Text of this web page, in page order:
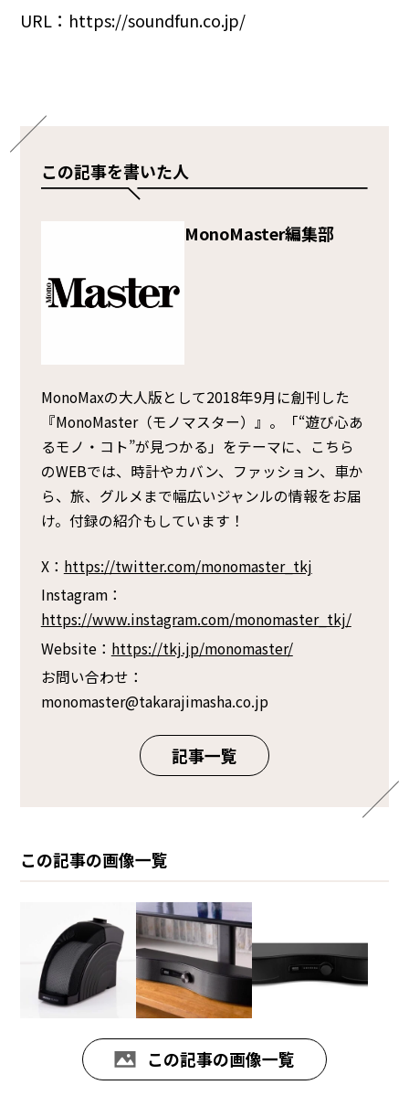
URL： https://soundfun.co.jp/
この記事を書いた人
MonoMaster編集部
MonoMaxの大人版として2018年9月に創刊した
『MonoMaster（モノマスター）』。「“遊び心あ
るモノ・コト”が見つかる」をテーマに、こちら
のWEBでは、時計やカバン、ファッション、車か
ら、旅、グルメまで幅広いジャンルの情報をお届
け。付録の紹介もしています！
X： https://twitter.com/monomaster_tkj
Instagram：
https://www.instagram.com/monomaster_tkj/
Website： https://tkj.jp/monomaster/
お問い合わせ：
monomaster@takarajimasha.co.jp
記事一覧
この記事の画像一覧
この記事の画像一覧